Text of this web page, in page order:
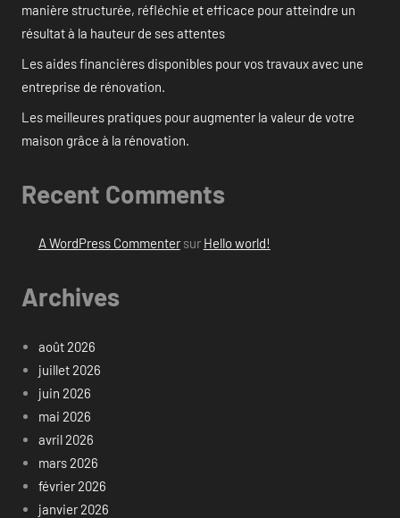
manière structurée, réfléchie et efficace pour atteindre un
résultat à la hauteur de ses attentes
Les aides financières disponibles pour vos travaux avec une
entreprise de rénovation.
Les meilleures pratiques pour augmenter la valeur de votre
maison grâce à la rénovation.
Recent Comments
A WordPress Commentersur Hello world!
Archives
août 2026
juillet 2026
juin 2026
mai 2026
avril 2026
mars 2026
février 2026
janvier 2026